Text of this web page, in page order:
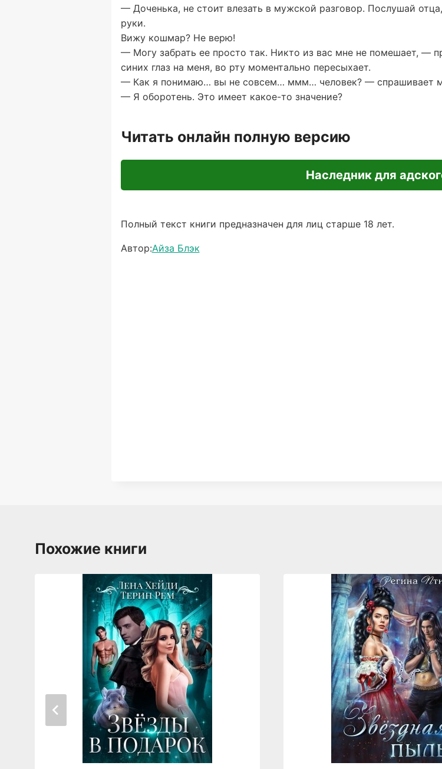
— Доченька, не стоит влезать в мужской разговор. Послушай
руки.
Вижу кошмар? Не верю!
— Могу забрать ее просто так. Никто из вас мне не помешает, —
синих глаз на меня, во рту моментально пересыхает.
— Как я понимаю… вы не совсем… ммм… человек? — спрашивает
— Я оборотень. Это имеет какое-то значение?
Читать онлайн полную версию
Наследник для
Полный текст книги предназначен для лиц старше 18 лет.
Автор:Айза Блэк
Похожие книги